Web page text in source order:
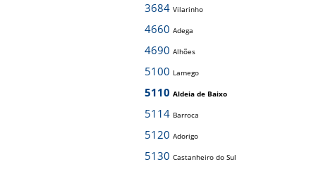
3684 Vilarinho
4660 Adega
4690 Alhões
5100 Lamego
5110 Aldeia de Baixo
5114 Barroca
5120 Adorigo
5130 Castanheiro do Sul